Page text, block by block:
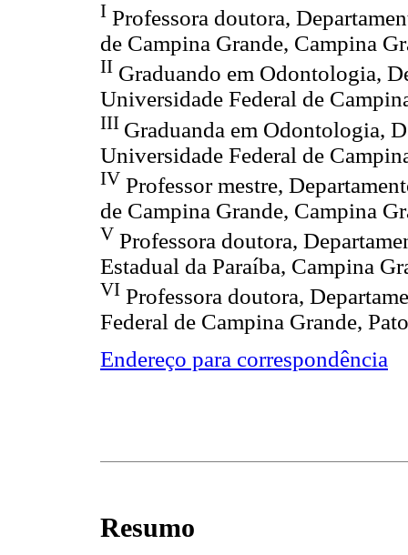
I Professora doutora,
de Campina Grande, Campina
II Graduando em Odontologia,
Universidade Federal de
III Graduanda em Odontologia,
Universidade Federal de
IV Professor mestre,
de Campina Grande, Campina
V Professora doutora,
Estadual da Paraíba, Campina
VI Professora doutora,
Federal de Campina Grande,
Endereço para correspondência
Resumo